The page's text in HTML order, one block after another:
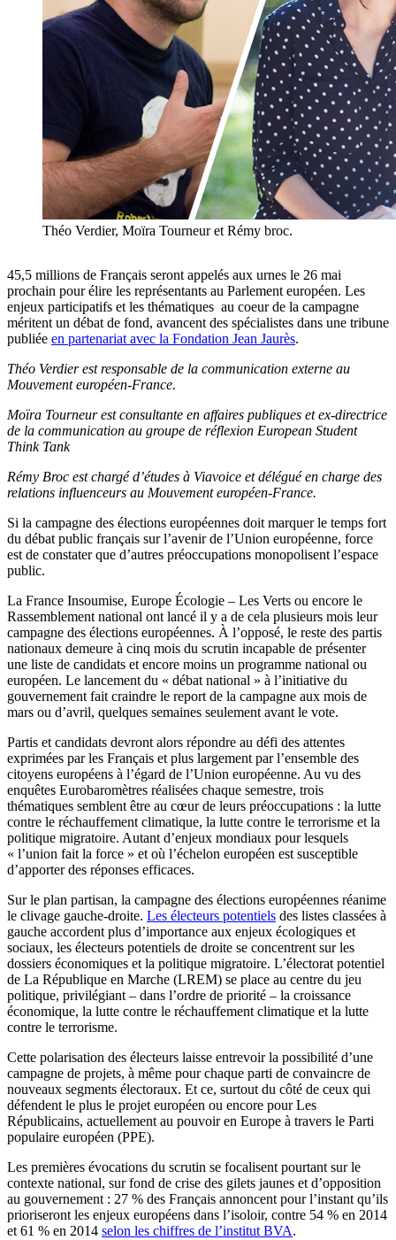
Théo Verdier, Moïra Tourneur et Rémy broc.
45,5 millions de Français seront appelés aux urnes le 26 mai
prochain pour élire les représentants au Parlement européen. Les
enjeux participatifs et les thématiques au coeur de la campagne
méritent un débat de fond, avancent des spécialistes dans une tribune
publiée en partenariat avec la Fondation Jean Jaurès.
Théo Verdier est responsable de la communication externe au
Mouvement européen-France.
Moïra Tourneur est consultante en affaires publiques et ex-directrice
de la communication au groupe de réflexion European Student
Think Tank
Rémy Broc est chargé d’études à Viavoice et délégué en charge des
relations influenceurs au Mouvement européen-France.
Si la campagne des élections européennes doit marquer le temps fort
du débat public français sur l’avenir de l’Union européenne, force
est de constater que d’autres préoccupations monopolisent l’espace
public.
La France Insoumise, Europe Écologie – Les Verts ou encore le
Rassemblement national ont lancé il y a de cela plusieurs mois leur
campagne des élections européennes. À l’opposé, le reste des partis
nationaux demeure à cinq mois du scrutin incapable de présenter
une liste de candidats et encore moins un programme national ou
européen. Le lancement du « débat national » à l’initiative du
gouvernement fait craindre le report de la campagne aux mois de
mars ou d’avril, quelques semaines seulement avant le vote.
Partis et candidats devront alors répondre au défi des attentes
exprimées par les Français et plus largement par l’ensemble des
citoyens européens à l’égard de l’Union européenne. Au vu des
enquêtes Eurobaromètres réalisées chaque semestre, trois
thématiques semblent être au cœur de leurs préoccupations : la lutte
contre le réchauffement climatique, la lutte contre le terrorisme et la
politique migratoire. Autant d’enjeux mondiaux pour lesquels
« l’union fait la force » et où l’échelon européen est susceptible
d’apporter des réponses efficaces.
Sur le plan partisan, la campagne des élections européennes réanime
le clivage gauche-droite. Les électeurs potentiels des listes classées à
gauche accordent plus d’importance aux enjeux écologiques et
sociaux, les électeurs potentiels de droite se concentrent sur les
dossiers économiques et la politique migratoire. L’électorat potentiel
de La République en Marche (LREM) se place au centre du jeu
politique, privilégiant – dans l’ordre de priorité – la croissance
économique, la lutte contre le réchauffement climatique et la lutte
contre le terrorisme.
Cette polarisation des électeurs laisse entrevoir la possibilité d’une
campagne de projets, à même pour chaque parti de convaincre de
nouveaux segments électoraux. Et ce, surtout du côté de ceux qui
défendent le plus le projet européen ou encore pour Les
Républicains, actuellement au pouvoir en Europe à travers le Parti
populaire européen (PPE).
Les premières évocations du scrutin se focalisent pourtant sur le
contexte national, sur fond de crise des gilets jaunes et d’opposition
au gouvernement : 27 % des Français annoncent pour l’instant qu’ils
prioriseront les enjeux européens dans l’isoloir, contre 54 % en 2014
et 61 % en 2014 selon les chiffres de l’institut BVA.